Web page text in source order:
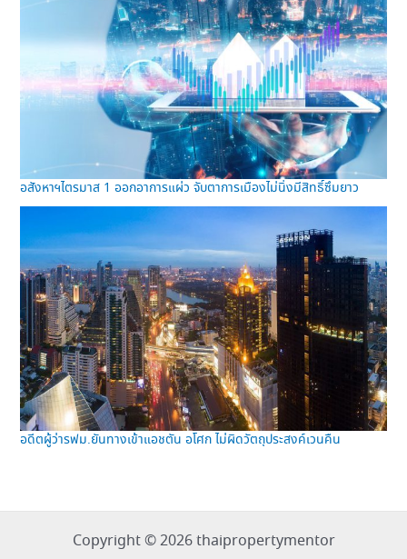
อสังหาฯไตรมาส 1 ออกอาการแผ่ว จับตาการเมืองไม่นิ่งมีสิทธิ์ซึมยาว
อดีตผู้ว่ารฟม.ยันทางเข้าแอชตัน อโศก ไม่ผิดวัตถุประสงค์เวนคืน
Copyright © 2026 thaipropertymentor